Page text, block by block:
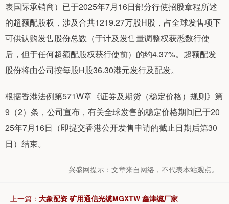
表国际承销商）已于2025年7月16日部分行使招股章程所述
的超额配股权，涉及合共1219.27万股H股，占全球发售项下
可供认购发售股份总数（于计及发售量调整权获悉数行使
后，但于任何超额配股权获行使前）的约4.37%。超额配发
股份将由公司按每股H股36.30港元发行及配发。
根据香港法例第571W章《证券及期货（稳定价格）规则》第
9（2）条，公司宣布，有关全球发售的稳定价格期间已于20
25年7月16日（即提交香港公开发售申请的截止日期后第30
日）结束。
兴盛网提示：文章来自网络，不代表本站观点。
上一篇： 大象配资 矿用通信光缆MGXTW 鑫津缆厂家